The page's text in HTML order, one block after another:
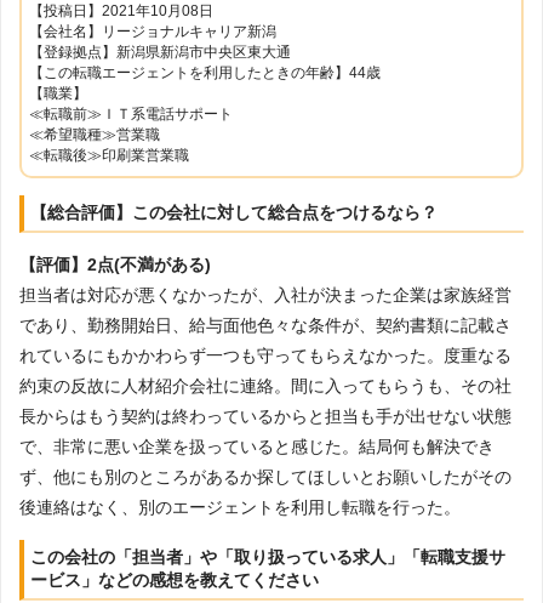
【投稿日】2021年10月08日
【会社名】リージョナルキャリア新潟
【登録拠点】新潟県新潟市中央区東大通
【この転職エージェントを利用したときの年齢】44歳
【職業】
≪転職前≫ＩＴ系電話サポート
≪希望職種≫営業職
≪転職後≫印刷業営業職
【総合評価】この会社に対して総合点をつけるなら？
【評価】2点(不満がある)
担当者は対応が悪くなかったが、入社が決まった企業は家族経営
であり、勤務開始日、給与面他色々な条件が、契約書類に記載さ
れているにもかかわらず一つも守ってもらえなかった。度重なる
約束の反故に人材紹介会社に連絡。間に入ってもらうも、その社
長からはもう契約は終わっているからと担当も手が出せない状態
で、非常に悪い企業を扱っていると感じた。結局何も解決でき
ず、他にも別のところがあるか探してほしいとお願いしたがその
後連絡はなく、別のエージェントを利用し転職を行った。
この会社の「担当者」や「取り扱っている求人」「転職支援サ
ービス」などの感想を教えてください